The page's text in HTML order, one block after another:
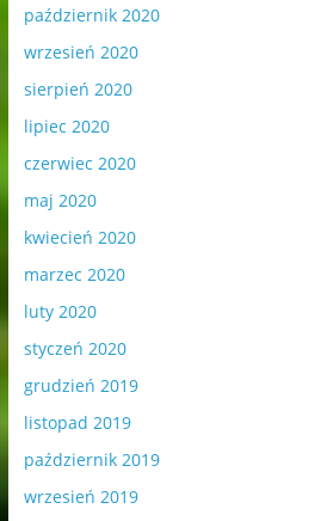
październik 2020
wrzesień 2020
sierpień 2020
lipiec 2020
czerwiec 2020
maj 2020
kwiecień 2020
marzec 2020
luty 2020
styczeń 2020
grudzień 2019
listopad 2019
październik 2019
wrzesień 2019